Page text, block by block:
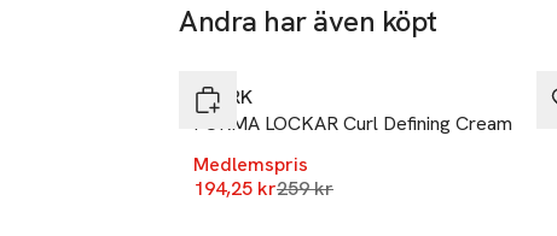
E-post
info@bywe.com
Andra har även köpt
BJÖRK
FORMA LOCKAR Curl Defining Cream
Medlemspris
194,25 krLägsta pris 30 dagar
259 kr